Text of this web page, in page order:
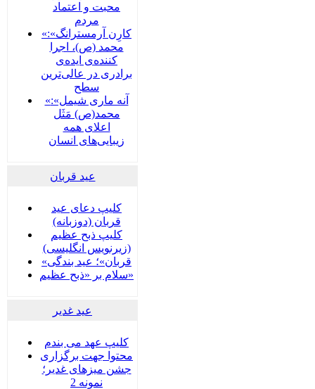
محبت و اعتماد
مردم
«کارِن آرمسترانگ»:
محمد (ص)، اجرا
کننده‌ی ایده‌ی
برادری در عالی‌ترین
سطح
«آنه ماری شیمل»:
محمد(ص) مَثَل
اعلای همه
زیبایی‌های انسان
عید قربان
کلیپ دعای عید
قربان (دوزبانه)
کلیپ ذبح عظیم
(زیرنویس انگلیسی)
«قربان»؛ عید بندگی
سلام بر «ذبح عظیم»
عید غدير
کلیپ عهد می بندم
محتوا جهت برگزاری
جشن میزهای غدیر؛
نمونه 2